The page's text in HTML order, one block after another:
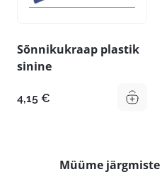
Sõnnikukraap plastik
sinine
4,15 €
Müüme